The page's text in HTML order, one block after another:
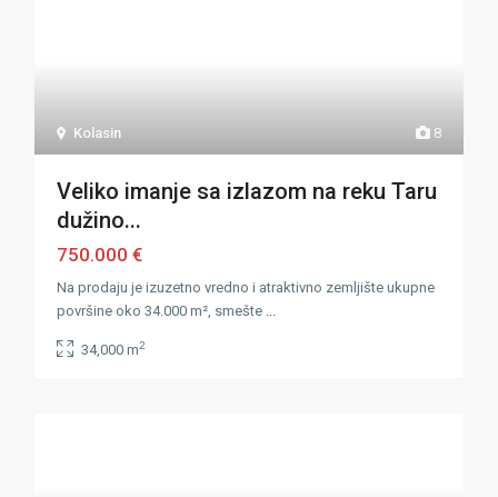
8
Kolasin
Veliko imanje sa izlazom na reku Taru
dužino...
750.000 €
Na prodaju je izuzetno vredno i atraktivno zemljište ukupne
površine oko 34.000 m², smešte ...
34,000 m2